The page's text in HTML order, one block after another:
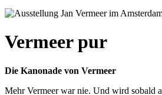
Vermeer pur
Die Kanonade von Vermeer
Mehr Vermeer war nie. Und wird sobald